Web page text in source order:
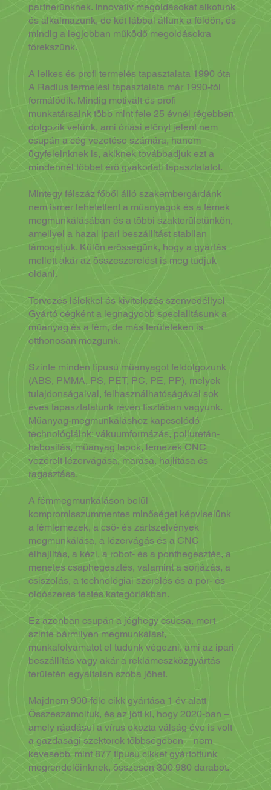
partnerünknek. Innovatív megoldásokat alkotunk
és alkalmazunk, de két lábbal állunk a földön, és
mindig a legjobban működő megoldásokra
törekszünk.
A lelkes és profi termelés tapasztalata 1990 óta
A Radius termelési tapasztalata már 1990-tól
formálódik. Mindig motivált és profi
munkatársaink több mint fele 25 évnél régebben
dolgozik velünk, ami óriási előnyt jelent nem
csupán a cég vezetése számára, hanem
ügyfeleinknek is, akiknek továbbadjuk ezt a
mindennél többet érő gyakorlati tapasztalatot.
Mintegy félszáz főből álló szakembergárdánk
nem ismer lehetetlent a műanyagok és a fémek
megmunkálásában és a többi szakterületünkön,
amellyel a hazai ipari beszállítást stabilan
támogatjuk. Külön erősségünk, hogy a gyártás
mellett akár az összeszerelést is meg tudjuk
oldani.
Tervezés lélekkel és kivitelezés szenvedéllyel
Gyártó cégként a legnagyobb specialitásunk a
műanyag és a fém, de más területeken is
otthonosan mozgunk.
Szinte minden típusú műanyagot feldolgozunk
(ABS, PMMA, PS, PET, PC, PE, PP), melyek
tulajdonságaival, felhasználhatóságával sok
éves tapasztalatunk révén tisztában vagyunk.
Műanyag-megmunkáláshoz kapcsolódó
technológiáink: vákuumformázás, poliuretán-
habosítás, műanyag lapok, lemezek CNC
vezérelt lézervágása, marása, hajlítása és
ragasztása.
A fémmegmunkáláson belül
kompromisszummentes minőséget képviselünk
a fémlemezek, a cső- és zártszelvények
megmunkálása, a lézervágás és a CNC
élhajlítás, a kézi, a robot- és a ponthegesztés, a
menetes csaphegesztés, valamint a sorjázás, a
csiszolás, a technológiai szerelés és a por- és
oldószeres festés kategóriákban.
Ez azonban csupán a jéghegy csúcsa, mert
szinte bármilyen megmunkálást,
munkafolyamatot el tudunk végezni, ami az ipari
beszállítás vagy akár a reklámeszközgyártás
területén egyáltalán szóba jöhet.
Majdnem 900-féle cikk gyártása 1 év alatt
Összeszámoltuk, és az jött ki, hogy 2020-ban ‒
amely ráadásul a vírus okozta válság éve is volt
a gazdasági szektorok többségében ‒ nem
kevesebb, mint 877 típusú cikket gyártottunk
megrendelőinknek, összesen 300 980 darabot.